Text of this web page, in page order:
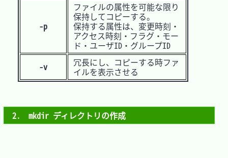
-p
ファイルの属性を可能な限り
保持してコピーする。
保持する属性は、変更時刻・
アクセス時刻・フラグ・モー
ド・ユーザID・グループID
-v
冗長にし、コピーする時ファ
イルを表示させる
2.　mkdir ディレクトリの作成